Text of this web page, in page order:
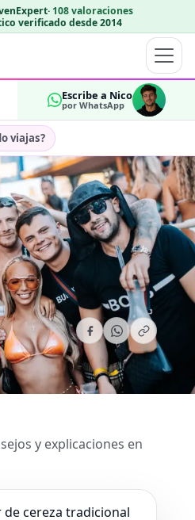
· 108 valoraciones
verificado desde 2014
Escribe a Nico
por WhatsApp
viajas?
fechas…
OK
y explicaciones en
cereza tradicional